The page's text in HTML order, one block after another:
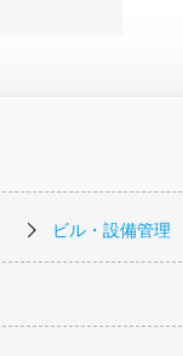
ビル・設備管理